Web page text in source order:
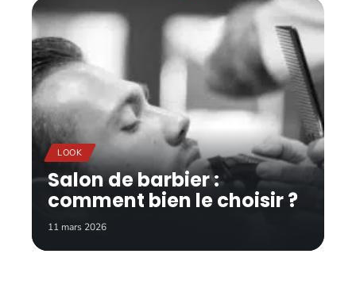
LOOK
Salon de barbier :
comment bien le choisir ?
11 mars 2026